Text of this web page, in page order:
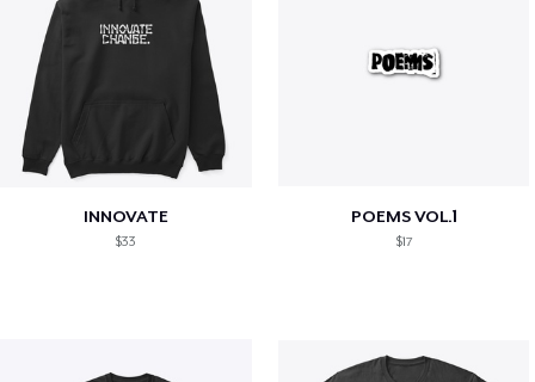
INNOVATE
$33
POEMS VOL.1
$17